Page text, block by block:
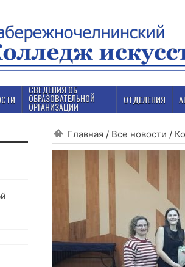
СВЕДЕНИЯ ОБ
ОБРАЗОВАТЕЛЬНОЙ
ОРГАНИЗАЦИИ
ОТДЕЛЕНИЯ
Главная / Все новости /